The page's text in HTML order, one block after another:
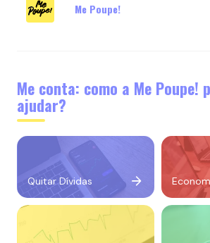
Me Poupe!
Me conta: como a Me Poupe!
ajudar?
Quitar Dívidas